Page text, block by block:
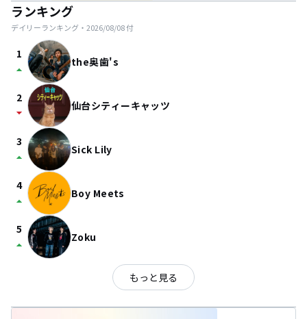
ランキング
デイリーランキング・ 2026/08/08付
1
arrow_drop_up the奥歯's
2
arrow_drop_down 仙台シティーキャッツ
3
arrow_drop_up Sick Lily
4
arrow_drop_up Boy Meets
5
arrow_drop_up Zoku
もっと見る